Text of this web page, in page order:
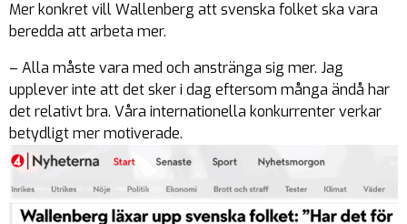
Mer konkret vill Wallenberg att svenska folket ska vara
beredda att arbeta mer.
– Alla måste vara med och anstränga sig mer. Jag
upplever inte att det sker i dag eftersom många ändå har
det relativt bra. Våra internationella konkurrenter verkar
betydligt mer motiverade.